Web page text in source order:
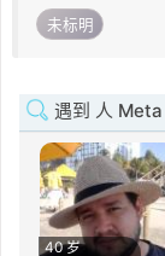
未标明
遇到 人 Meta
40 岁